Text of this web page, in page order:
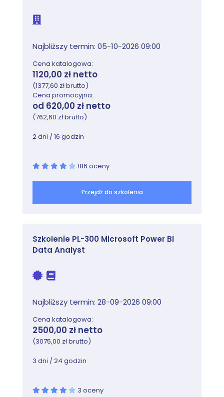
Najbliższy termin: 05-10-2026 09:00
Cena katalogowa:
1120,00 zł netto
(1377,60 zł brutto)
Cena promocyjna:
od 620,00 zł netto
(762,60 zł brutto)
2 dni / 16 godzin
186 oceny
Przejdź do szkolenia
Szkolenie PL-300 Microsoft Power BI
Data Analyst
Najbliższy termin: 28-09-2026 09:00
Cena katalogowa:
2500,00 zł netto
(3075,00 zł brutto)
3 dni / 24 godzin
3 oceny